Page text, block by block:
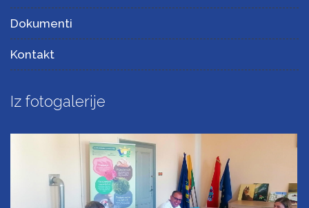
Dokumenti
Kontakt
Iz fotogalerije